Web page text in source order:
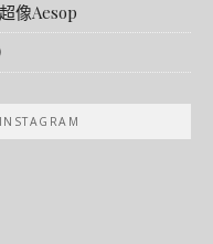
超像Aesop